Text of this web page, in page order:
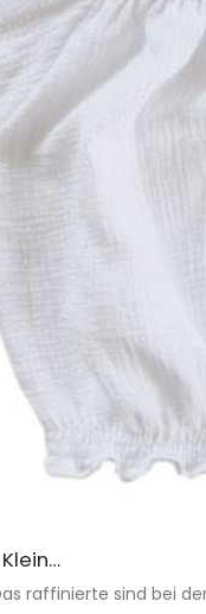
raffinierte sind bei